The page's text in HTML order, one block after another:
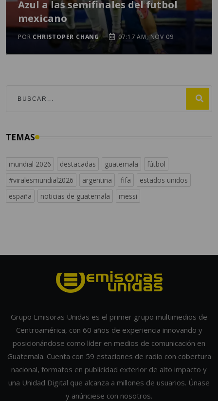
Azul a las semifinales del futbol
mexicano
POR CHRISTOPER CHANG 07:17 AM, NOV 09
TEMAS
mundial 2026 destacadas guatemala
fútbol
#viralesmundial2026
argentina fifa
estados unidos
españa
noticias de guatemala messi
Grupo Emisoras Unidas es el primer grupo multimedios de
Centroamérica, con 60 años de experiencia innovando y
posicionándose como líder en medios de comunicación en
Guatemala. Cuenta con 59 estaciones de radio con cobertura
nacional, formatos en publicidad exterior de alto impacto y
una Unidad Digital que alcanza a millones de usuarios. Únase
y anúnciese con nosotros.